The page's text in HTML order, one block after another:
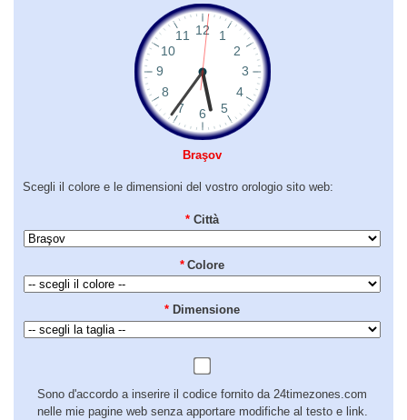
Braşov
Scegli il colore e le dimensioni del vostro orologio sito web:
* Città
* Colore
* Dimensione
Sono d'accordo a inserire il codice fornito da 24timezones.com
nelle mie pagine web senza apportare modifiche al testo e link.